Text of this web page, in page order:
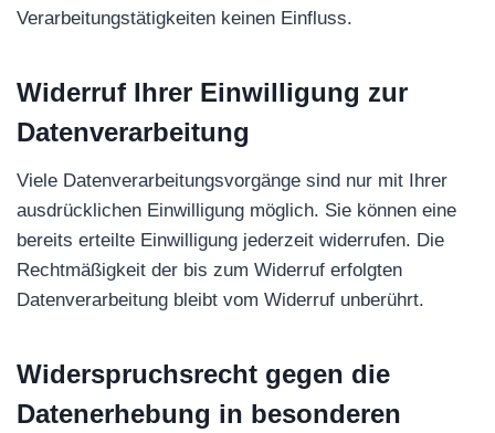
Verarbeitungstätigkeiten keinen Einfluss.
Widerruf Ihrer Einwilligung zur
Datenverarbeitung
Viele Datenverarbeitungsvorgänge sind nur mit Ihrer
ausdrücklichen Einwilligung möglich. Sie können eine
bereits erteilte Einwilligung jederzeit widerrufen. Die
Rechtmäßigkeit der bis zum Widerruf erfolgten
Datenverarbeitung bleibt vom Widerruf unberührt.
Widerspruchsrecht gegen die
Datenerhebung in besonderen